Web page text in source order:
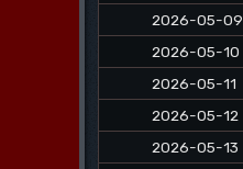
2026-05-09
2026-05-10
2026-05-11
2026-05-12
2026-05-13